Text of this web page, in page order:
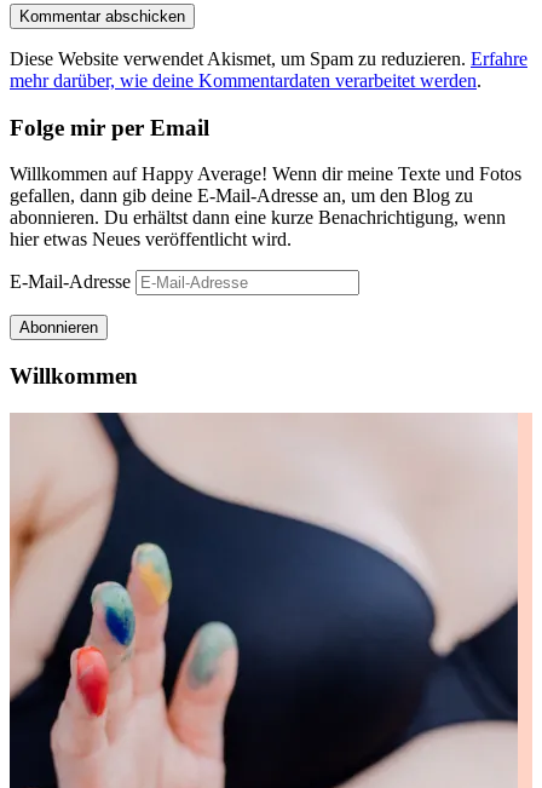
Diese Website verwendet Akismet, um Spam zu reduzieren. Erfahre
mehr darüber, wie deine Kommentardaten verarbeitet werden.
Folge mir per Email
Willkommen auf Happy Average! Wenn dir meine Texte und Fotos
gefallen, dann gib deine E-Mail-Adresse an, um den Blog zu
abonnieren. Du erhältst dann eine kurze Benachrichtigung, wenn
hier etwas Neues veröffentlicht wird.
E-Mail-Adresse
Abonnieren
Willkommen